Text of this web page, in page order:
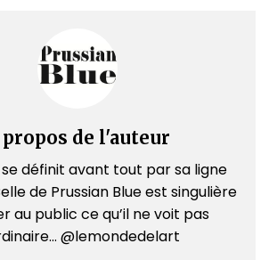
propos de l'auteur
définit avant tout par sa ligne
de Prussian Blue est singulière
au public ce qu’il ne voit pas
@lemondedelart